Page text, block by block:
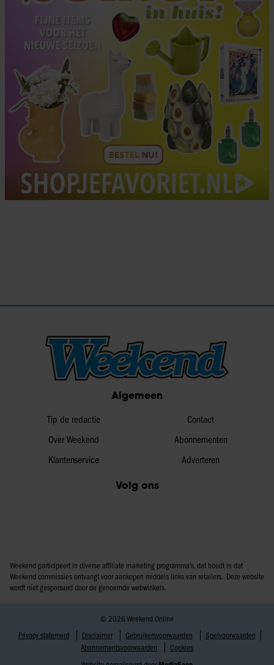
Algemeen
Tip de redactie
Over Weekend
Klantenservice
Contact
Abonnementen
Adverteren
Volg ons
Weekend participeert in diverse affiliate marketing programma’s, dat houdt in dat
Weekend commissies ontvangt voor aankopen middels links van retailers. Deze website
wordt niet gesponsord door de genoemde webwinkels.
© 2026 Weekend Online
Privacy statement
Disclaimer Gebruikersvoorwaarden
Spelvoorwaarden
Abonnementsvoorwaarden
Cookies